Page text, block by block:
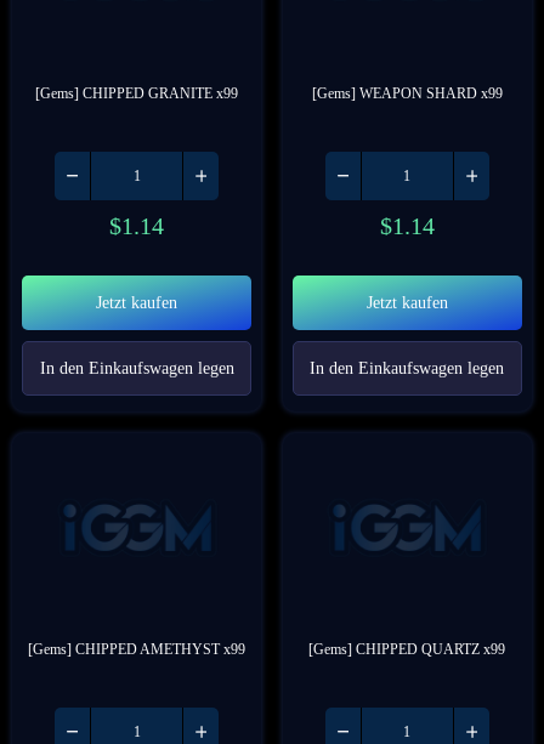
[Gems] CHIPPED GRANITE x99
$1.14
Jetzt kaufen
In den Einkaufswagen legen
[Gems] WEAPON SHARD x99
$1.14
Jetzt kaufen
In den Einkaufswagen legen
[Gems] CHIPPED AMETHYST x99 [Gems] CHIPPED QUARTZ x99